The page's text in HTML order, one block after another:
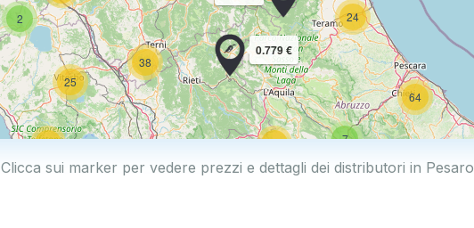
24
7
32
64
2
25
17
38
0.779 €
Clicca sui marker per vedere prezzi e dettagli dei distributori in Pesaro